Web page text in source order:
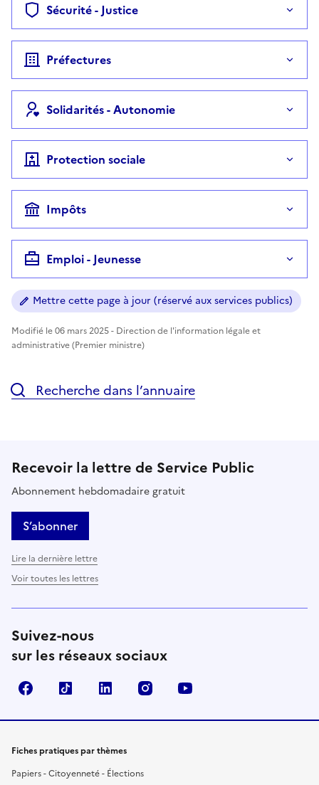
Sécurité - Justice
Préfectures
Solidarités - Autonomie
Protection sociale
Impôts
Emploi - Jeunesse
Mettre cette page à jour (réservé aux services publics)
Modifié le 06 mars 2025 - Direction de l'information légale et
administrative (Premier ministre)
Recherche dans l’annuaire
Recevoir la lettre de Service Public
Abonnement hebdomadaire gratuit
S’abonner
Lire la dernière lettre
Voir toutes les lettres
Suivez-nous
sur les réseaux sociaux
FacebookTikTok LinkedIn Instagram
Fiches pratiques par thèmes
Papiers - Citoyenneté - Élections